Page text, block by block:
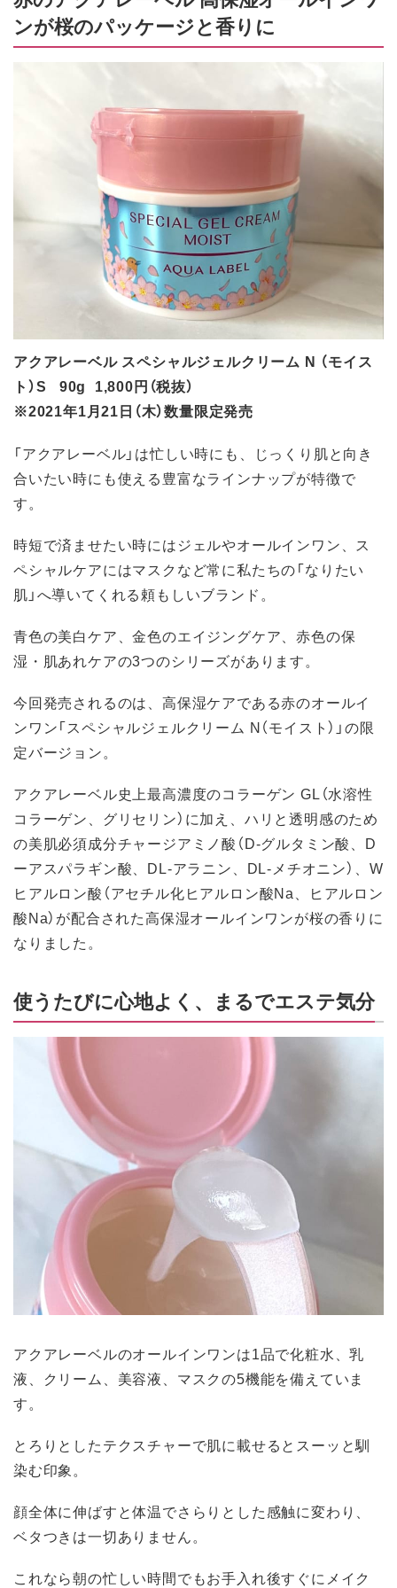
ンが桜のパッケージと香りに
アクアレーベル スペシャルジェルクリーム N （モイス
ト）S 90g 1,800円（税抜）
※2021年1月21日（木）数量限定発売
「アクアレーベル」は忙しい時にも、じっくり肌と向き
合いたい時にも使える豊富なラインナップが特徴で
す。
時短で済ませたい時にはジェルやオールインワン、ス
ペシャルケアにはマスクなど常に私たちの「なりたい
肌」へ導いてくれる頼もしいブランド。
青色の美白ケア、金色のエイジングケア、赤色の保
湿・肌あれケアの3つのシリーズがあります。
今回発売されるのは、高保湿ケアである赤のオールイ
ンワン「スペシャルジェルクリーム N（モイスト）」の限
定バージョン。
アクアレーベル史上最高濃度のコラーゲン GL（水溶性
コラーゲン、グリセリン）に加え、ハリと透明感のため
の美肌必須成分チャージアミノ酸（D-グルタミン酸、D
ーアスパラギン酸、DL-アラニン、DL-メチオニン）、W
ヒアルロン酸（アセチル化ヒアルロン酸Na、ヒアルロン
酸Na）が配合された高保湿オールインワンが桜の香りに
なりました。
使うたびに心地よく、まるでエステ気分
アクアレーベルのオールインワンは1品で化粧水、乳
液、クリーム、美容液、マスクの5機能を備えていま
す。
とろりとしたテクスチャーで肌に載せるとスーッと馴
染む印象。
顔全体に伸ばすと体温でさらりとした感触に変わり、
ベタつきは一切ありません。
これなら朝の忙しい時間でもお手入れ後すぐにメイク